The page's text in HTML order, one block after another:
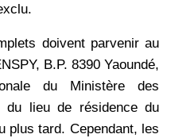
doivent parvenir au
B.P. 8390 Yaoundé,
du Ministère des
du lieu de résidence du
plus tard. Cependant, les